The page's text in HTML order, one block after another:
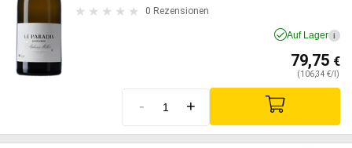
0 Rezensionen
Auf Lager i
79,75 €
(106,34 €/l)
- +